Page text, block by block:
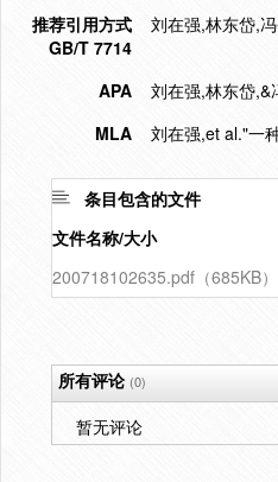
推荐引用方式
GB/T 7714
刘在强,林东岱,
APA
刘在强,林东岱
MLA
刘在强,et al."一
条目包含的文件
文件名称/大小
200718102635.pdf（685KB）
所有评论(0)
暂无评论